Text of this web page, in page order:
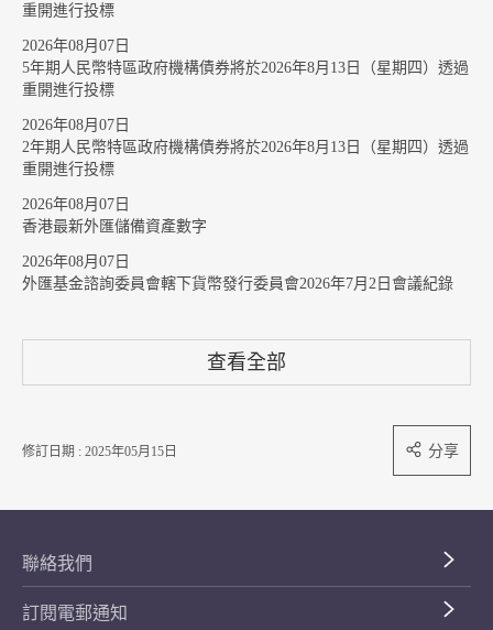
重開進行投標
2026年08月07日
5年期人民幣特區政府機構債券將於2026年8月13日（星期四）透過
重開進行投標
2026年08月07日
2年期人民幣特區政府機構債券將於2026年8月13日（星期四）透過
重開進行投標
2026年08月07日
香港最新外匯儲備資產數字
2026年08月07日
外匯基金諮詢委員會轄下貨幣發行委員會2026年7月2日會議紀錄
查看全部
修訂日期 : 2025年05月15日 分享
聯絡我們
訂閱電郵通知